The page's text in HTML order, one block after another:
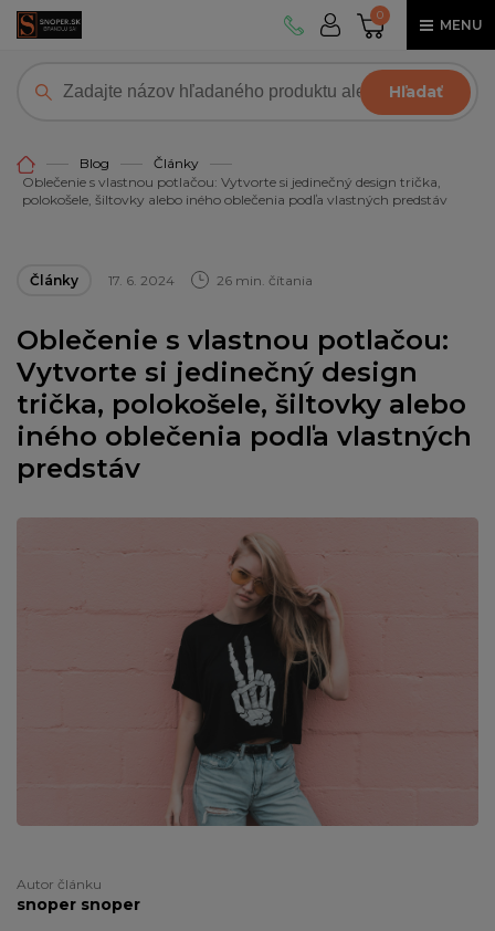
0
MENU
Hľadať
Blog
Články
Oblečenie s vlastnou potlačou: Vytvorte si jedinečný design trička,
polokošele, šiltovky alebo iného oblečenia podľa vlastných predstáv
Články 17. 6. 2024 26 min. čítania
Oblečenie s vlastnou potlačou:
Vytvorte si jedinečný design
trička, polokošele, šiltovky alebo
iného oblečenia podľa vlastných
predstáv
Autor článku
snoper snoper